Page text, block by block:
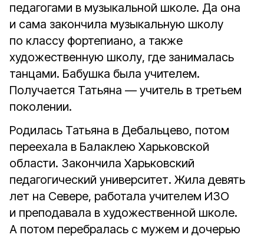
педагогами в музыкальной школе. Да она
и сама закончила музыкальную школу
по классу фортепиано, а также
художественную школу, где занималась
танцами. Бабушка была учителем.
Получается Татьяна — учитель в третьем
поколении.
Родилась Татьяна в Дебальцево, потом
переехала в Балаклею Харьковской
области. Закончила Харьковский
педагогический университет. Жила девять
лет на Севере, работала учителем ИЗО
и преподавала в художественной школе.
А потом перебралась с мужем и дочерью